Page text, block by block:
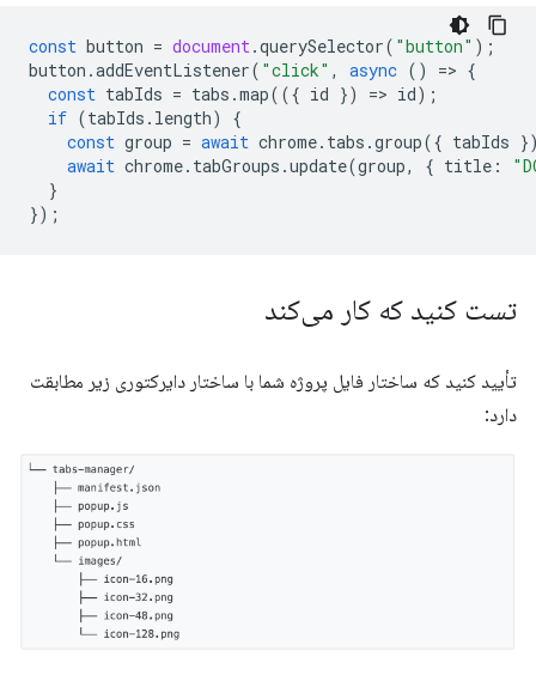
const button = document.querySelector( "button" );
button .addEventListener( "click" , async () => {
const tabIds = tabs .map(({ id }) => id);
if (tabIds . length)
{
const group = await chrome. tabs .group({ tabIds
await chrome. tabGroups .update(group, { title :
}
});
تست کنید که کار می‌کند
تأیید کنید که ساختار فایل پروژه شما با ساختار دایرکتوری زیر مطابقت
دارد: